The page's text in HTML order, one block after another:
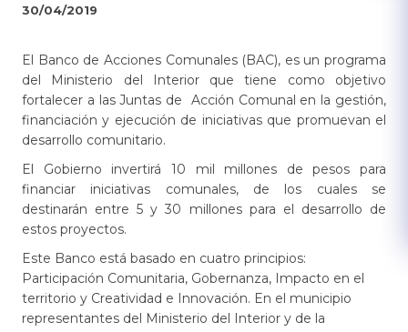
30/04/2019
El Banco de Acciones Comunales (BAC), es un programa
del Ministerio del Interior que tiene como objetivo
fortalecer a las Juntas de Acción Comunal en la gestión,
financiación y ejecución de iniciativas que promuevan el
desarrollo comunitario.
El Gobierno invertirá 10 mil millones de pesos para
financiar iniciativas comunales, de los cuales se
destinarán entre 5 y 30 millones para el desarrollo de
estos proyectos.
Este Banco está basado en cuatro principios:
Participación Comunitaria, Gobernanza, Impacto en el
territorio y Creatividad e Innovación. En el municipio
representantes del Ministerio del Interior y de la